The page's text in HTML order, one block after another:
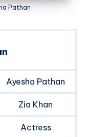
Pathan
Ayesha Pathan
Zia Khan
Actress